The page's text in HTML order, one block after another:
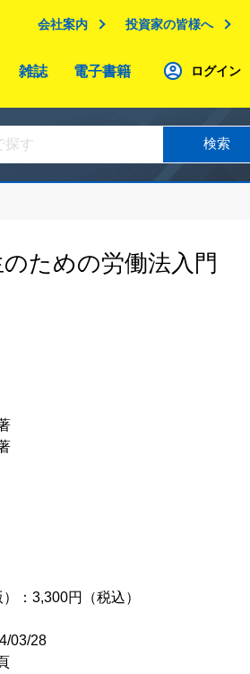
会社案内 投資家の皆様へ
雑誌 電子書籍 ログイン
検索
ための労働法入門
：3,300円（税込）
03/28